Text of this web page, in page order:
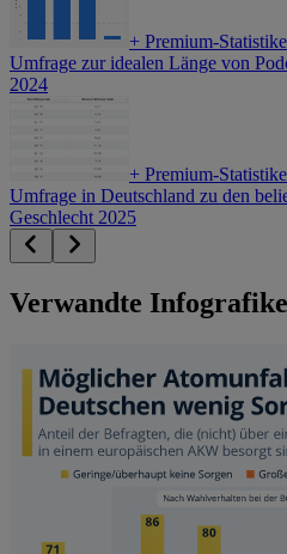
+ Premium-
Umfrage zur idealen Länge von
2024
+ Premium-
Umfrage in Deutschland zu den
Geschlecht 2025
Verwandte